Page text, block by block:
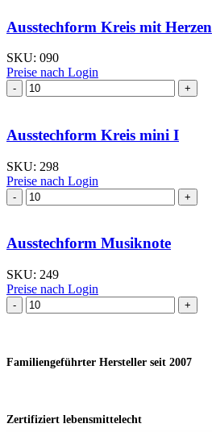
schiefem
Herzen
Menge
Ausstechform Kreis mit Herzen
SKU: 090
Preise nach Login
Ausstechform Kreis
mit
Menge
Ausstechform Kreis mini I
SKU: 298
Preise nach Login
Ausstechform Kreis
mini
Menge
Ausstechform Musiknote
SKU: 249
Preise nach Login
Ausstechform Musiknote
Menge
Familiengeführter Hersteller seit 2007
Zertifiziert lebensmittelecht